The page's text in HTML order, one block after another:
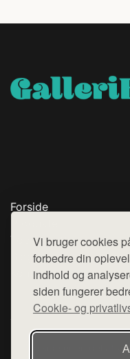
Vi bruger cookies
forbedre din
indhold og
siden fungerer
Cookie- og
Forside
Top Rabatter
Blog
Kontakt
Denne side er en del af